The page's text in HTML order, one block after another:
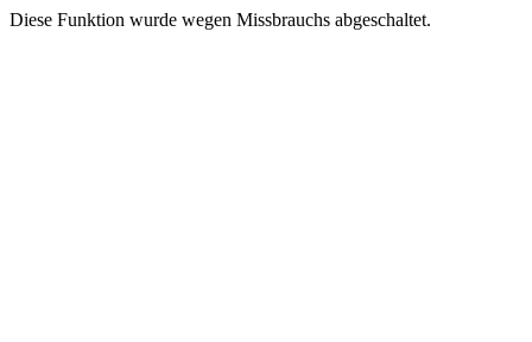
Diese Funktion wurde wegen Missbrauchs abgeschaltet.